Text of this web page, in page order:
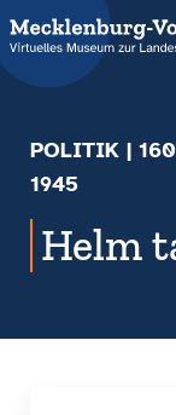
POLITIK |
1945
Helm